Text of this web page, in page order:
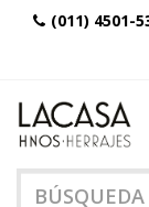
(011) 4501-